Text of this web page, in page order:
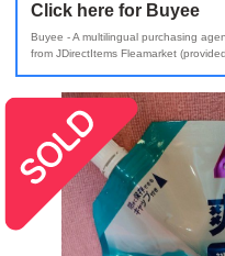
Click here for Buyee
Buyee - A multilingual purchasing
from JDirectItems Fleamarket